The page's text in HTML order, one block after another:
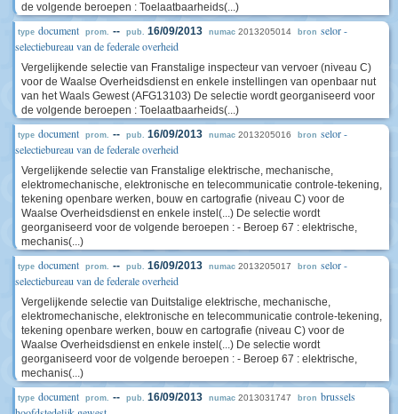
de volgende beroepen : Toelaatbaarheids(...)
type document prom. -- pub. 16/09/2013 numac 2013205014 bron selor -
selectiebureau van de federale overheid
Vergelijkende selectie van Franstalige inspecteur van vervoer (niveau C)
voor de Waalse Overheidsdienst en enkele instellingen van openbaar nut
van het Waals Gewest (AFG13103) De selectie wordt georganiseerd voor
de volgende beroepen : Toelaatbaarheids(...)
type document prom. -- pub. 16/09/2013 numac 2013205016 bron selor -
selectiebureau van de federale overheid
Vergelijkende selectie van Franstalige elektrische, mechanische,
elektromechanische, elektronische en telecommunicatie controle-tekening,
tekening openbare werken, bouw en cartografie (niveau C) voor de
Waalse Overheidsdienst en enkele instel(...) De selectie wordt
georganiseerd voor de volgende beroepen : - Beroep 67 : elektrische,
mechanis(...)
type document prom. -- pub. 16/09/2013 numac 2013205017 bron selor -
selectiebureau van de federale overheid
Vergelijkende selectie van Duitstalige elektrische, mechanische,
elektromechanische, elektronische en telecommunicatie controle-tekening,
tekening openbare werken, bouw en cartografie (niveau C) voor de
Waalse Overheidsdienst en enkele instel(...) De selectie wordt
georganiseerd voor de volgende beroepen : - Beroep 67 : elektrische,
mechanis(...)
type document prom. -- pub. 16/09/2013 numac 2013031747 bron brussels